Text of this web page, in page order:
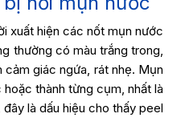
xuất hiện các nốt mụn nước
thường có màu trắng trong,
giác ngứa, rát nhẹ. Mụn
thành từng cụm, nhất là
là dấu hiệu cho thấy peel